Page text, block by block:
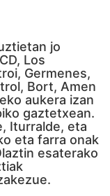
jo
Los
Germenes,
Bort, Amen
aukera izan
gaztetxean.
Iturralde, eta
eta farra onak
esaterako